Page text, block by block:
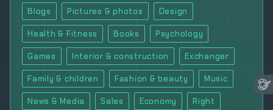
Blogs Pictures & photos Design
Health & Fitness Books Psychology
Games Interior & construction Exchanger
Family & children Fashion & beauty Music
News & Media Sales Economy Right